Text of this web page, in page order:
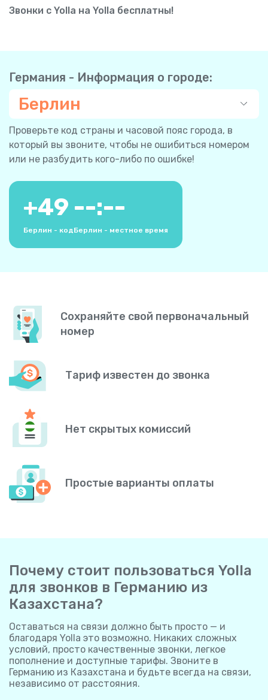
Звонки с Yolla на Yolla бесплатны!
Германия - Информация о городе:
Берлин
Проверьте код страны и часовой пояс города, в
который вы звоните, чтобы не ошибиться номером
или не разбудить кого-либо по ошибке!
+49
Берлин - код
--:--
Берлин - местное время
Сохраняйте свой первоначальный
номер
Тариф известен до звонка
Нет скрытых комиссий
Простые варианты оплаты
Почему стоит пользоваться Yolla
для звонков в Германию из
Казахстана?
Оставаться на связи должно быть просто — и
благодаря Yolla это возможно. Никаких сложных
условий, просто качественные звонки, легкое
пополнение и доступные тарифы. Звоните в
Германию из Казахстана и будьте всегда на связи,
независимо от расстояния.